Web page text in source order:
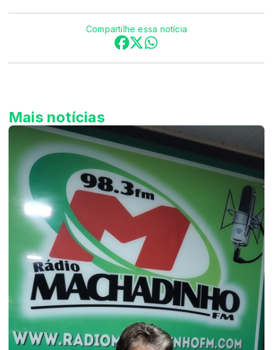
Compartilhe essa notícia
Mais notícias